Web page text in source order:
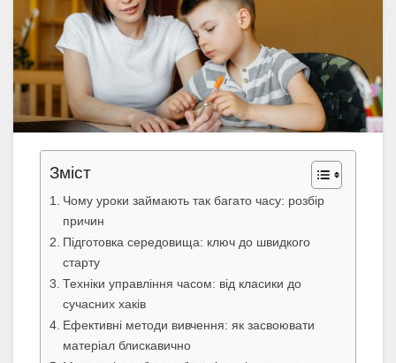
Зміст
Чому уроки займають так багато часу: розбір
причин
Підготовка середовища: ключ до швидкого
старту
Техніки управління часом: від класики до
сучасних хаків
Ефективні методи вивчення: як засвоювати
матеріал блискавично